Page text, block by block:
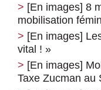
[En images] 8
mobilisation
[En images]
vital ! »
[En images]
Taxe Zucman au